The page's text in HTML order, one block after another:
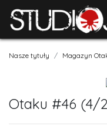
Nasze tytuły Magazyn
Otaku #46 (4/